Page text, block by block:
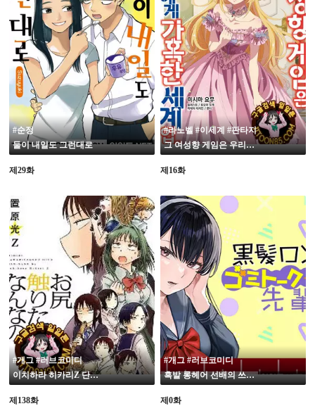
#순정
둘이 내일도 그런대로
제29화
#라노벨 #이세계 #판타지
그 여성향 게임은 우리에게 가혹한 세계입니다
제16화
#개그 #러브코미디
이치하라 히카리Z 단편 모음
제138화
#개그 #러브코미디
흑발 롱헤어 선배의 쓰레기 같은 대화
제0화